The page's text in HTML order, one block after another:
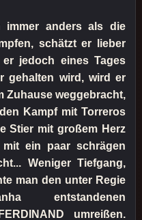
immer anders als die
schätzt er lieber
jedoch eines Tages
gehalten wird, wird er
Zuhause weggebracht,
Kampf mit Torreros
Stier mit großem Herz
ein paar schrägen
Weniger Tiefgang,
man den unter Regie
entstandenen
umreißen.